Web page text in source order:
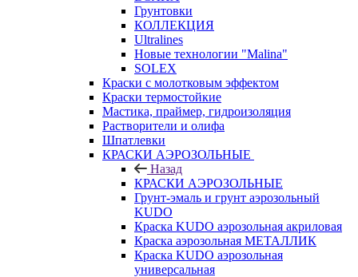
Грунтовки
КОЛЛЕКЦИЯ
Ultralines
Новые технологии "Malina"
SOLEX
Краски с молотковым эффектом
Краски термостойкие
Мастика, праймер, гидроизоляция
Растворители и олифа
Шпатлевки
КРАСКИ АЭРОЗОЛЬНЫЕ
Назад
КРАСКИ АЭРОЗОЛЬНЫЕ
Грунт-эмаль и грунт аэрозольный
KUDO
Краска KUDO аэрозольная акриловая
Краска аэрозольная МЕТАЛЛИК
Краска KUDO аэрозольная
универсальная